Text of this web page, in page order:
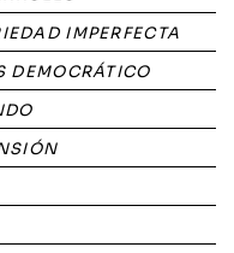
IMPERFECTA
DEMOCRÁTICO